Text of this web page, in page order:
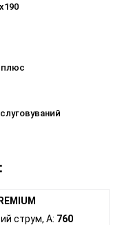
плюс
струм, A: 760